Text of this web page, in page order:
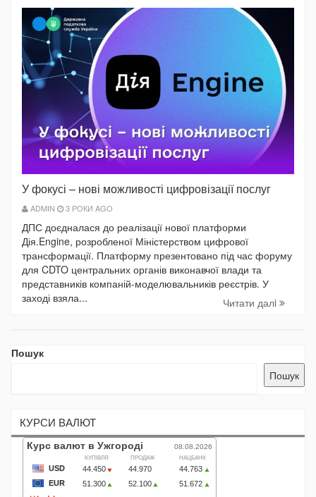
У фокусі – нові можливості цифровізації послуг
ADMIN 3 РОКИ AGO
ДПС доєдналася до реалізації нової платформи
Дія.Engine, розробленої Міністерством цифрової
трансформації. Платформу презентовано під час форуму
для CDTO центральних органів виконавчої влади та
представників компаній-моделювальників реєстрів. У
заході взяла...
Читати далi
Пошук
Пошук
КУРСИ ВАЛЮТ